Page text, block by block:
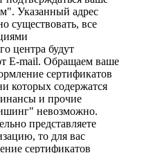
Указанный адрес
существовать, все
центра будут
E-mail. Обращаем ваше
сертификатов
которых содержатся
и прочие
невозможно.
представляете
то для вас
сертификатов